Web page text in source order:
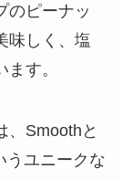
のピーナッ
味しく、塩
す。
、Smoothと
うユニークな